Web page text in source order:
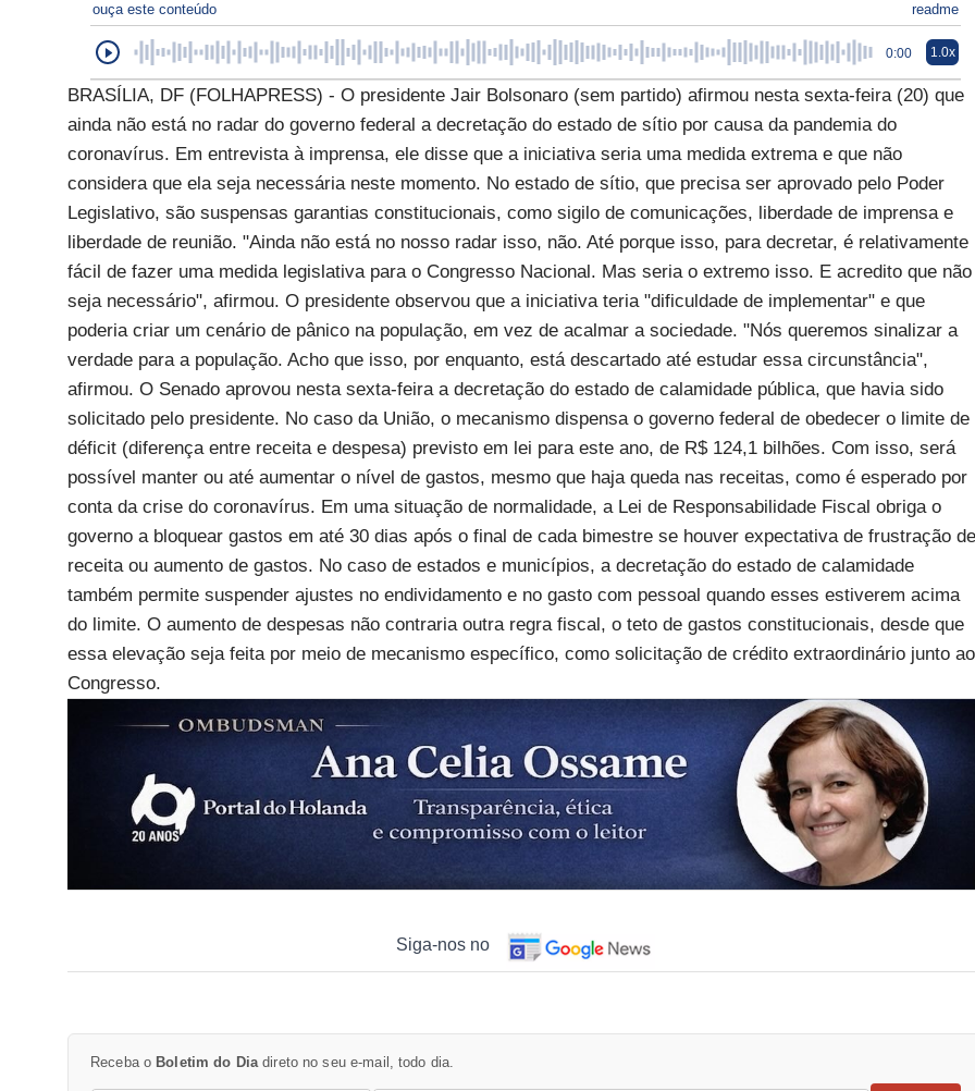
ouça este conteúdo readme
0:00 1.0x
BRASÍLIA, DF (FOLHAPRESS) - O presidente Jair Bolsonaro (sem partido) afirmou nesta sexta-feira (20) que
ainda não está no radar do governo federal a decretação do estado de sítio por causa da pandemia do
coronavírus. Em entrevista à imprensa, ele disse que a iniciativa seria uma medida extrema e que não
considera que ela seja necessária neste momento. No estado de sítio, que precisa ser aprovado pelo Poder
Legislativo, são suspensas garantias constitucionais, como sigilo de comunicações, liberdade de imprensa e
liberdade de reunião. "Ainda não está no nosso radar isso, não. Até porque isso, para decretar, é relativamente
fácil de fazer uma medida legislativa para o Congresso Nacional. Mas seria o extremo isso. E acredito que não
seja necessário", afirmou. O presidente observou que a iniciativa teria "dificuldade de implementar" e que
poderia criar um cenário de pânico na população, em vez de acalmar a sociedade. "Nós queremos sinalizar a
verdade para a população. Acho que isso, por enquanto, está descartado até estudar essa circunstância",
afirmou. O Senado aprovou nesta sexta-feira a decretação do estado de calamidade pública, que havia sido
solicitado pelo presidente. No caso da União, o mecanismo dispensa o governo federal de obedecer o limite de
déficit (diferença entre receita e despesa) previsto em lei para este ano, de R$ 124,1 bilhões. Com isso, será
possível manter ou até aumentar o nível de gastos, mesmo que haja queda nas receitas, como é esperado por
conta da crise do coronavírus. Em uma situação de normalidade, a Lei de Responsabilidade Fiscal obriga o
governo a bloquear gastos em até 30 dias após o final de cada bimestre se houver expectativa de frustração de
receita ou aumento de gastos. No caso de estados e municípios, a decretação do estado de calamidade
também permite suspender ajustes no endividamento e no gasto com pessoal quando esses estiverem acima
do limite. O aumento de despesas não contraria outra regra fiscal, o teto de gastos constitucionais, desde que
essa elevação seja feita por meio de mecanismo específico, como solicitação de crédito extraordinário junto ao
Congresso.
Siga-nos no
Receba o Boletim do Diadireto no seu e-mail, todo dia.